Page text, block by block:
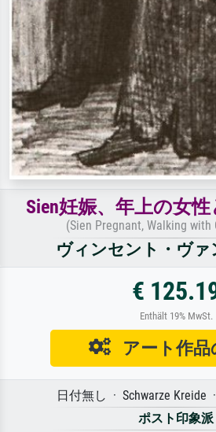
Sien妊娠、年上の女
(Sien Pregnant, Walking with
ヴィンセント・ヴァ
€
Enthält 19% MwSt.
アート作品
日付無し · Schwarze Kreide
ポスト印象派